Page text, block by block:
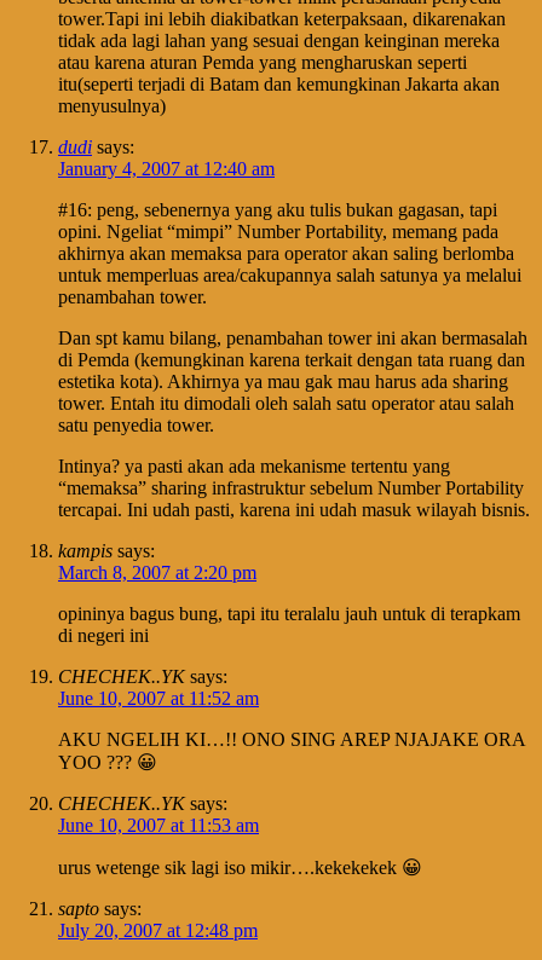
tower.Tapi ini lebih diakibatkan keterpaksaan, dikarenakan
tidak ada lagi lahan yang sesuai dengan keinginan mereka
atau karena aturan Pemda yang mengharuskan seperti
itu(seperti terjadi di Batam dan kemungkinan Jakarta akan
menyusulnya)
dudi says:
January 4, 2007 at 12:40 am
#16: peng, sebenernya yang aku tulis bukan gagasan, tapi
opini. Ngeliat “mimpi” Number Portability, memang pada
akhirnya akan memaksa para operator akan saling berlomba
untuk memperluas area/cakupannya salah satunya ya melalui
penambahan tower.
Dan spt kamu bilang, penambahan tower ini akan bermasalah
di Pemda (kemungkinan karena terkait dengan tata ruang dan
estetika kota). Akhirnya ya mau gak mau harus ada sharing
tower. Entah itu dimodali oleh salah satu operator atau salah
satu penyedia tower.
Intinya? ya pasti akan ada mekanisme tertentu yang
“memaksa” sharing infrastruktur sebelum Number Portability
tercapai. Ini udah pasti, karena ini udah masuk wilayah bisnis.
kampis says:
March 8, 2007 at 2:20 pm
opininya bagus bung, tapi itu teralalu jauh untuk di terapkam
di negeri ini
CHECHEK..YK says:
June 10, 2007 at 11:52 am
AKU NGELIH KI…!! ONO SING AREP NJAJAKE ORA
YOO ??? 😀
CHECHEK..YK says:
June 10, 2007 at 11:53 am
urus wetenge sik lagi iso mikir….kekekekek 😀
sapto says:
July 20, 2007 at 12:48 pm